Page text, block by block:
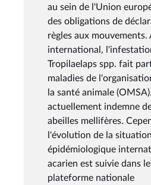
au sein de l'Union
des obligations de
règles aux mouvements.
international,
Tropilaelaps spp. fait
maladies de
la santé animale
actuellement indemne
abeilles mellifères.
l'évolution de la situation
épidémiologique
acarien est suivie dans
plateforme nationale